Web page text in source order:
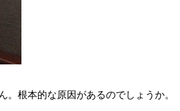
。根本的な原因があるのでしょうか。